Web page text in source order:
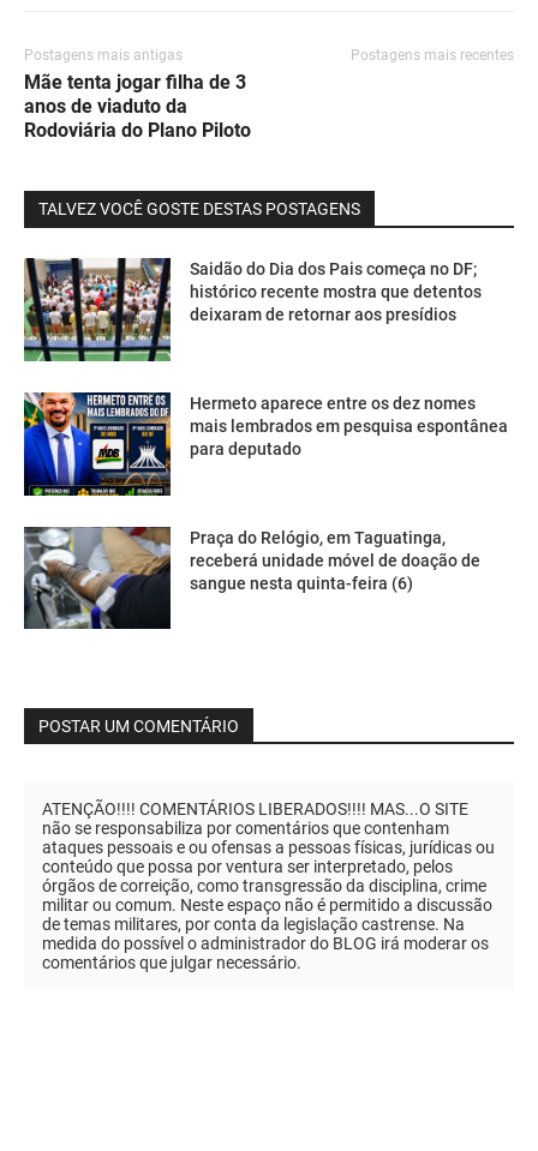
Postagens mais antigas
Mãe tenta jogar filha de 3
anos de viaduto da
Rodoviária do Plano Piloto
Postagens mais recentes
TALVEZ VOCÊ GOSTE DESTAS POSTAGENS
Saidão do Dia dos Pais começa no DF;
histórico recente mostra que detentos
deixaram de retornar aos presídios
Hermeto aparece entre os dez nomes
mais lembrados em pesquisa espontânea
para deputado
Praça do Relógio, em Taguatinga,
receberá unidade móvel de doação de
sangue nesta quinta-feira (6)
POSTAR UM COMENTÁRIO
ATENÇÃO!!!! COMENTÁRIOS LIBERADOS!!!! MAS...O SITE
não se responsabiliza por comentários que contenham
ataques pessoais e ou ofensas a pessoas físicas, jurídicas ou
conteúdo que possa por ventura ser interpretado, pelos
órgãos de correição, como transgressão da disciplina, crime
militar ou comum. Neste espaço não é permitido a discussão
de temas militares, por conta da legislação castrense. Na
medida do possível o administrador do BLOG irá moderar os
comentários que julgar necessário.